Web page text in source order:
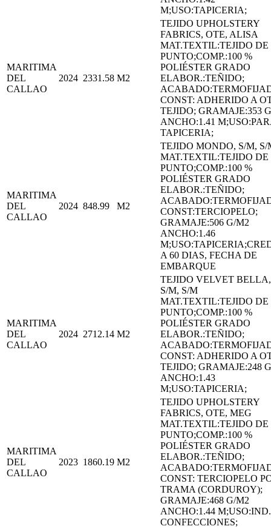
M;USO:TAPICERIA;
MARITIMA
DEL
CALLAO
2024 2331.58 M2
TEJIDO UPHOLSTERY
FABRICS, OTE, ALISA
MAT.TEXTIL:TEJIDO DE
PUNTO;COMP.:100 %
POLIÉSTER GRADO
ELABOR.:TEÑIDO;
CONST: ADHERIDO A
TEJIDO; GRAMAJE:353
ANCHO:1.41
TAPICERIA;
MARITIMA
DEL
CALLAO
2024 848.99 M2
TEJIDO MONDO, S/M, S/
MAT.TEXTIL:TEJIDO DE
PUNTO;COMP.:100 %
POLIÉSTER GRADO
ELABOR.:TEÑIDO;
CONST:TERCIOPELO;
GRAMAJE:506 G/M2
ANCHO:1.46
A 60 DIAS, FECHA DE
EMBARQUE
MARITIMA
DEL
CALLAO
2024 2712.14 M2
TEJIDO VELVET BELLA,
S/M, S/M
MAT.TEXTIL:TEJIDO DE
PUNTO;COMP.:100 %
POLIÉSTER GRADO
ELABOR.:TEÑIDO;
CONST: ADHERIDO A
TEJIDO; GRAMAJE:248
ANCHO:1.43
M;USO:TAPICERIA;
MARITIMA
DEL
CALLAO
2023 1860.19 M2
TEJIDO UPHOLSTERY
FABRICS, OTE, MEG
MAT.TEXTIL:TEJIDO DE
PUNTO;COMP.:100 %
POLIÉSTER GRADO
ELABOR.:TEÑIDO;
CONST: TERCIOPELO
TRAMA (CORDUROY);
GRAMAJE:468 G/M2
ANCHO:1.44
CONFECCIONES;